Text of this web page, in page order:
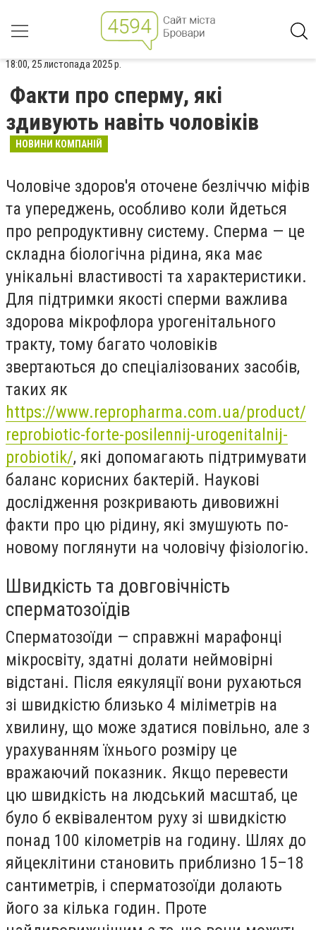
18:00, 25 листопада 2025 р.
Факти про сперму, які
здивують навіть чоловіків
НОВИНИ КОМПАНІЙ
Чоловіче здоров'я оточене безліччю міфів
та упереджень, особливо коли йдеться
про репродуктивну систему. Сперма — це
складна біологічна рідина, яка має
унікальні властивості та характеристики.
Для підтримки якості сперми важлива
здорова мікрофлора урогенітального
тракту, тому багато чоловіків
звертаються до спеціалізованих засобів,
таких як
https://www.repropharma.com.ua/product/
reprobiotic-forte-posilennij-urogenitalnij-
probiotik/, які допомагають підтримувати
баланс корисних бактерій. Наукові
дослідження розкривають дивовижні
факти про цю рідину, які змушують по-
новому поглянути на чоловічу фізіологію.
Швидкість та довговічність
сперматозоїдів
Сперматозоїди — справжні марафонці
мікросвіту, здатні долати неймовірні
відстані. Після еякуляції вони рухаються
зі швидкістю близько 4 міліметрів на
хвилину, що може здатися повільно, але з
урахуванням їхнього розміру це
вражаючий показник. Якщо перевести
цю швидкість на людський масштаб, це
було б еквівалентом руху зі швидкістю
понад 100 кілометрів на годину. Шлях до
яйцеклітини становить приблизно 15–18
сантиметрів, і сперматозоїди долають
його за кілька годин. Проте